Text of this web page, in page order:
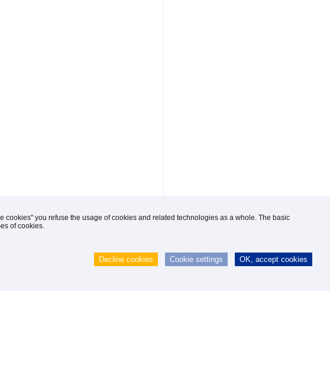
you refuse the usage of cookies and related technologies as a whole. The basic
of cookies.
OK, accept cookies
Cookie settings
Decline cookies